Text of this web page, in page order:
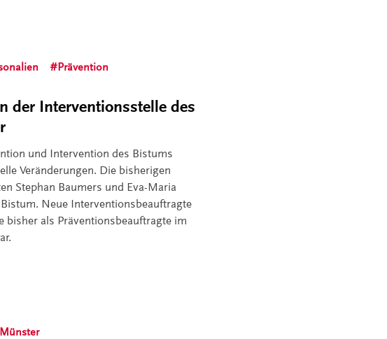
Prävention
der Interventionsstelle des
und Intervention des Bistums
Veränderungen. Die bisherigen
Stephan Baumers und Eva-Maria
Neue Interventionsbeauftragte
bisher als Präventionsbeauftragte im